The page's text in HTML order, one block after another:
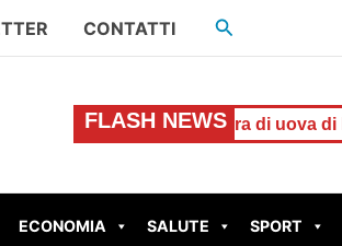
CONTATTI Cerca
FLASH NEWS
caccia alla ladra di uova di Pasqua
ECONOMIA SALUTE SPORT